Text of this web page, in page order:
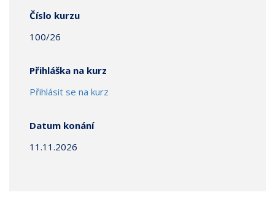
Číslo kurzu
100/26
Přihláška na kurz
Přihlásit se na kurz
Datum konání
11.11.2026